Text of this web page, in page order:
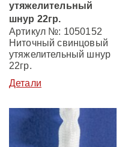
утяжелительный
шнур 22гр.
Артикул №: 1050152
Ниточный свинцовый
утяжелительный шнур
22гр.
Детали